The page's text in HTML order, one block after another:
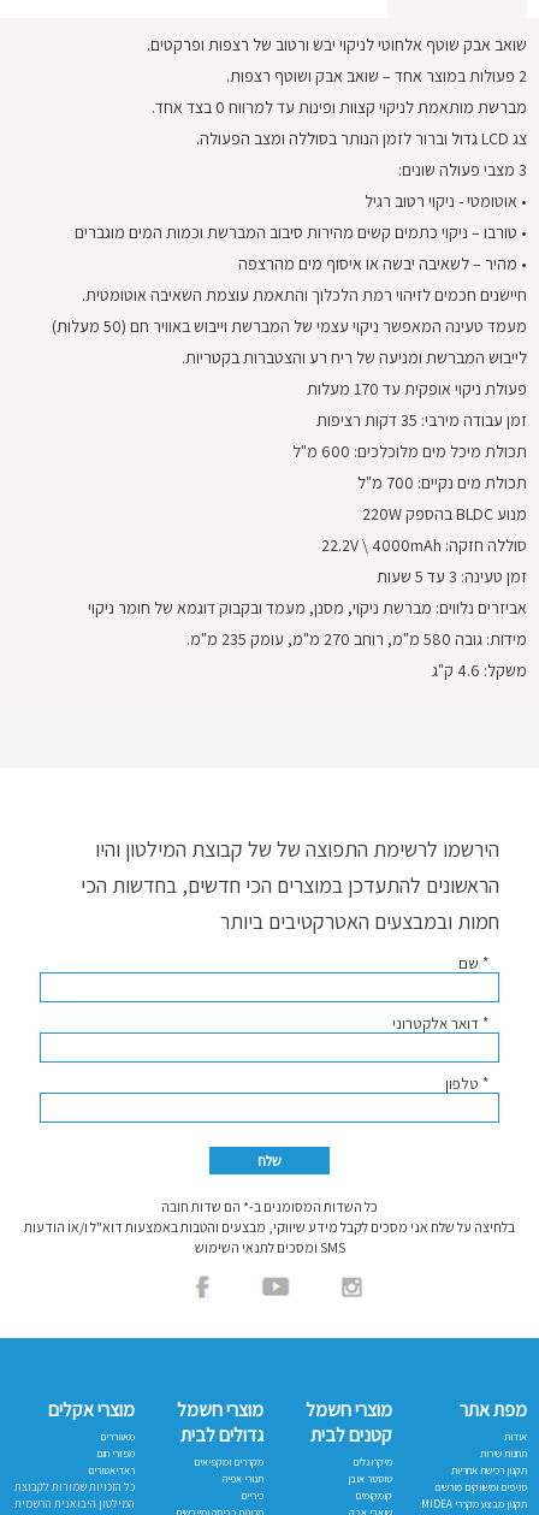
שואב אבק שוטף אלחוטי לניקוי יבש ורטוב של רצפות ופרקטים.
2 פעולות במוצר אחד – שואב אבק ושוטף רצפות.
מברשת מותאמת לניקוי קצוות ופינות עד למרווח 0 בצד אחד.
צג LCD גדול וברור לזמן הנותר בסוללה ומצב הפעולה.
3 מצבי פעולה שונים:
• אוטומטי - ניקוי רטוב רגיל
• טורבו – ניקוי כתמים קשים מהירות סיבוב המברשת וכמות המים מוגברים
• מהיר – לשאיבה יבשה או איסוף מים מהרצפה
חיישנים חכמים לזיהוי רמת הלכלוך והתאמת עוצמת השאיבה אוטומטית.
מעמד טעינה המאפשר ניקוי עצמי של המברשת וייבוש באוויר חם (50 מעלות)
לייבוש המברשת ומניעה של ריח רע והצטברות בקטריות.
פעולת ניקוי אופקית עד 170 מעלות
זמן עבודה מירבי: 35 דקות רציפות
תכולת מיכל מים מלוכלכים: 600 מ"ל
תכולת מים נקיים: 700 מ"ל
מנוע BLDC בהספק 220W
סוללה חזקה: 22.2V \ 4000mAh
זמן טעינה: 3 עד 5 שעות
אביזרים נלווים: מברשת ניקוי, מסנן, מעמד ובקבוק דוגמא של חומר ניקוי
מידות: גובה 580 מ"מ, רוחב 270 מ"מ, עומק 235 מ"מ.
משקל: 4.6 ק"ג
הירשמו לרשימת התפוצה של של קבוצת המילטון והיו
הראשונים להתעדכן במוצרים הכי חדשים, בחדשות הכי
חמות ובמבצעים האטרקטיבים ביותר
* שם
* דואר אלקטרוני
* טלפון
כל השדות המסומנים ב-* הם שדות חובה
בלחיצה על שלח אני מסכים לקבל מידע שיווקי, מבצעים והטבות באמצעות דוא"ל ו/או הודעות
SMS ומסכים לתנאי השימוש
מפת אתר
אודות
תחנות שירות
תקנון רכישת אחריות
סניפים ומשווקים מורשים
תקנון מבצע מקררי MIDEA
מוצרי חשמל
קטנים לבית
מיקרוגלים
טוסטר אובן
קומקומים
מוצרי חשמל
גדולים לבית
מקררים ומקפיאים
תנורי אפיה
כיריים
מוצרי אקלים
מאווררים
מפזרי חום
ראדיאטורים
כל הזכויות שמורות לקבוצת
המילטון היבואנית הרשמית